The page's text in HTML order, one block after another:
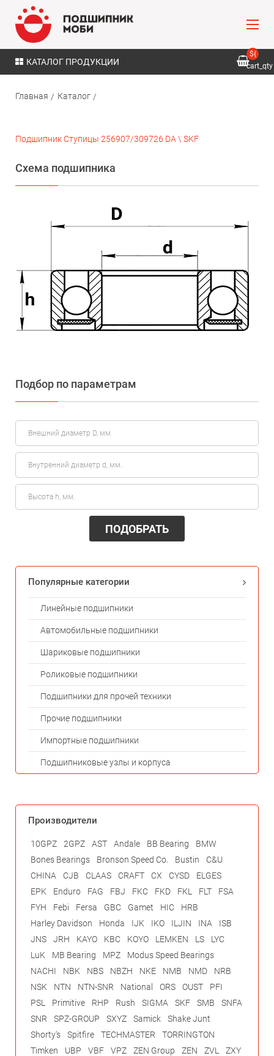
КАТАЛОГ ПРОДУКЦИИ
${
cart_qty
Главная Каталог
Подшипник Ступицы 256907/309726 DA \ SKF
Схема подшипника
Подбор по параметрам
ПОДОБРАТЬ
Популярные категории
Линейные подшипники
Автомобильные подшипники
Шариковые подшипники
Роликовые подшипники
Подшипники для прочей техники
Прочие подшипники
Импортные подшипники
Подшипниковые узлы и корпуса
Производители
10GPZ 2GPZ AST Andale BB Bearing
BMW
Bones Bearings
Bronson Speed Co. Bustin
C&U
CHINA
CJB CLAAS CRAFT CX CYSD
ELGES
EPK
Enduro FAG FBJ FKC FKD FKL FLT
FSA
FYH
Febi Fersa GBC Gamet HIC
HRB
Harley Davidson
Honda IJK IKO ILJIN INA
ISB
JNS
JRH KAYO KBC KOYO LEMKEN LS
LYC
LuK
MB Bearing MPZ
Modus Speed Bearings
NACHI
NBK NBS NBZH NKE NMB NMD
NRB
NSK
NTN NTN-SNR National ORS OUST
PFI
PSL
Primitive RHP Rush SIGMA SKF SMB
SNFA
SNR
SPZ-GROUP SXYZ Samick
Shake Junt
Shorty's
Spitfire TECHMASTER
TORRINGTON
Timken
UBP VBF VPZ ZEN Group ZEN ZVL
ZXY